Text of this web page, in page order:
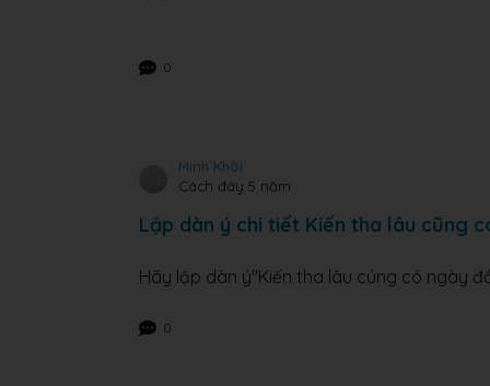
0
Minh Khôi
Cách đây 5 năm
Lập dàn ý chi tiết Kiến tha lâu cũng
Hãy lập dàn ý"Kiến tha lâu cúng có ngày
0